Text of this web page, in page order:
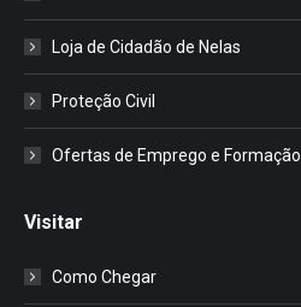
Loja de Cidadão de Nelas
Proteção Civil
Ofertas de Emprego e Formação
Visitar
Como Chegar